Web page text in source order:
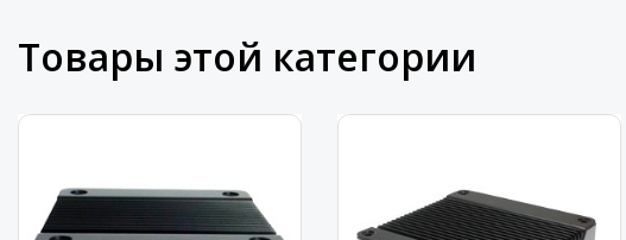
Товары этой категории